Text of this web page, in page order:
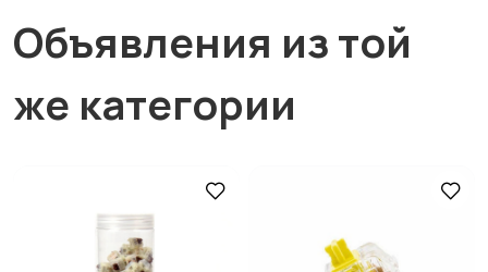
Объявления из той
же категории